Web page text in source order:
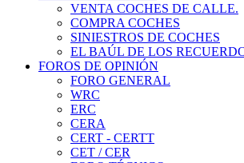
VENTA COCHES DE CALLE.
COMPRA COCHES
SINIESTROS DE COCHES
EL BAÚL DE LOS
FOROS DE OPINIÓN
FORO GENERAL
WRC
ERC
CERA
CERT - CERTT
CET / CER